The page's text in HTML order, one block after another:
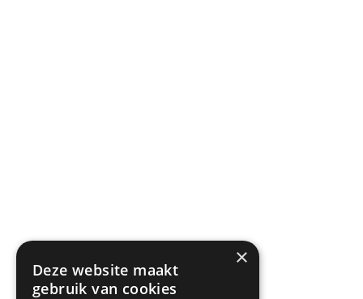
×
Deze website maakt
gebruik van cookies